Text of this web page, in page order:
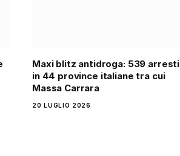
Maxi blitz antidroga: 539 arresti
in 44 province italiane tra cui
Massa Carrara
20 LUGLIO 2026